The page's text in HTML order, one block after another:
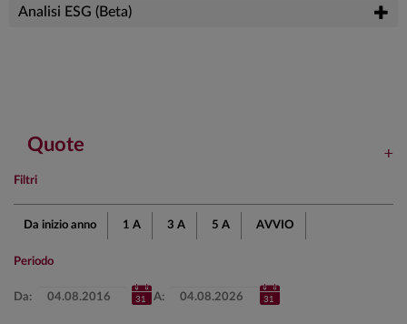
Analisi ESG (Beta)
Quote
Filtri
Da inizio anno 1 A 3 A 5 A AVVIO
Periodo
Da: A: